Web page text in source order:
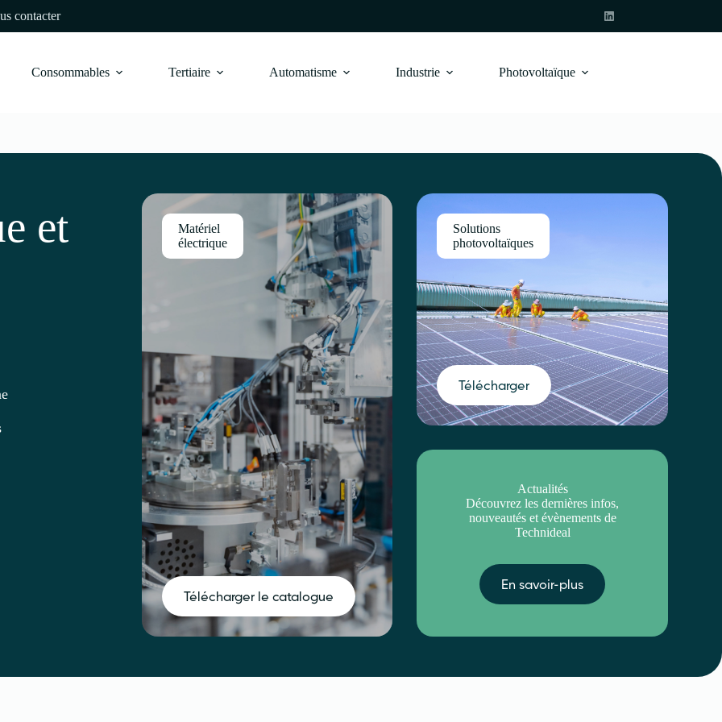
contacter
Consommables Tertiaire Automatisme Industrie Photovoltaïque
et
Matériel
électrique
Télécharger le catalogue
Solutions
photovoltaïques
Télécharger
Actualités
Découvrez les dernières infos,
nouveautés et évènements de
Technideal
En savoir-plus